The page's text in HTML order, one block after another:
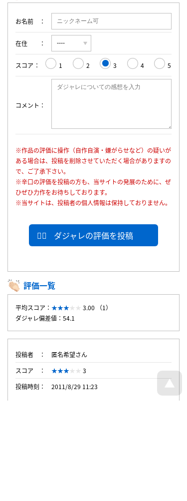
お名前
在住
スコア 1 2 3 4 5
コメント
※作品の評価に操作（自作自演・嫌がらせなど）の疑いが
ある場合は、投稿を削除させていただく場合がありますの
で、ご了承下さい。
※辛口の評価を投稿の方も、当サイトの発展のために、ぜ
ひぜひ力作をお待ちしております。
※当サイトは、投稿者の個人情報は保持しておりません。
ダジャレの評価を投稿
評価一覧
平均スコア：
3.00 （1）
ダジャレ偏差値：54.1
投稿者
匿名希望さん
スコア
3
投稿時刻
2011/8/29 11:23